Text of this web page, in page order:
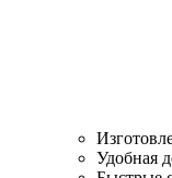
Удобная